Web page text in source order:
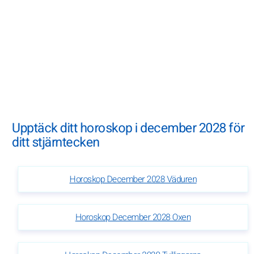
Upptäck ditt horoskop i december 2028 för
ditt stjärntecken
Horoskop December 2028 Väduren
Horoskop December 2028 Oxen